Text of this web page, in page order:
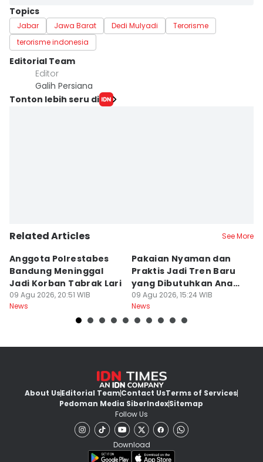
Topics
Jabar Jawa Barat Dedi Mulyadi
Terorisme
terorisme indonesia
Editorial Team
Editor
Galih Persiana
Tonton lebih seru di
Related Articles See More
Anggota Polrestabes
Bandung Meninggal
Jadi Korban Tabrak Lari
09 Agu 2026, 20:51 WIB
News
Pakaian Nyaman dan
Praktis Jadi Tren Baru
yang Dibutuhkan Anak
Muda
09 Agu 2026, 15:24 WIB
News
About UsEditorial TeamContact UsTerms of Services
Pedoman Media SiberIndexSitemap
Follow Us
Download